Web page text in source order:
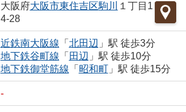
大阪府大阪市東住吉区駒川 １丁目1
4-28
近鉄南大阪線 「 北田辺 」駅 徒歩3分
地下鉄谷町線 「 田辺 」駅 徒歩10分
地下鉄御堂筋線 「 昭和町」駅 徒歩15分
-